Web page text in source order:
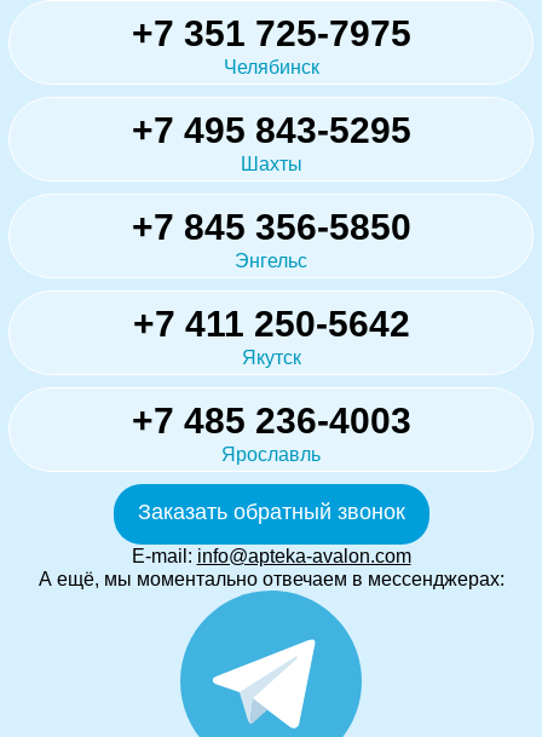
+7 351 725-7975
Челябинск
+7 495 843-5295
Шахты
+7 845 356-5850
Энгельс
+7 411 250-5642
Якутск
+7 485 236-4003
Ярославль
Заказать обратный звонок
E-mail: info@apteka-avalon.com
А ещё, мы моментально отвечаем в мессенджерах: